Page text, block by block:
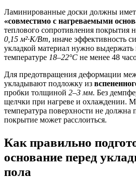
Ламинированные доски должны
«совместимо с нагреваемыми
теплового сопротивления покрытия
0,15 м²·К/Вт, иначе эффективность
укладкой материал нужно
температуре 18–22°C не менее 48
Для предотвращения деформации
укладывают подложку из
пробки толщиной 2–3 мм. Без
щелчки при нагреве и охлаждении.
температура поверхности не должна
покрытие может расслоиться.
Как правильно
основание перед
пола